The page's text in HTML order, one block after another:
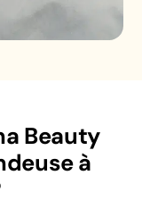
Beauty
à